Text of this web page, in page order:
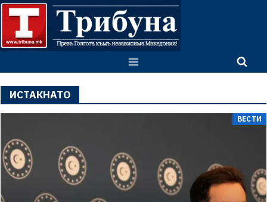
ИСТАКНАТО
ВЕСТИ